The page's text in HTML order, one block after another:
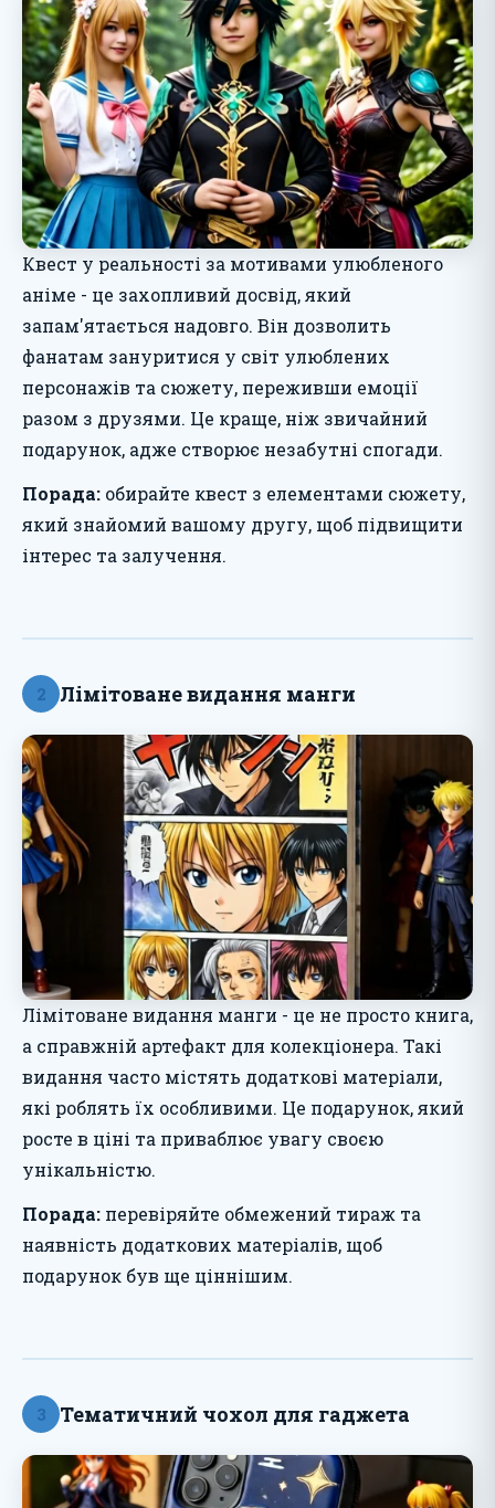
Квест у реальності за мотивами улюбленого
аніме - це захопливий досвід, який
запам'ятається надовго. Він дозволить
фанатам зануритися у світ улюблених
персонажів та сюжету, переживши емоції
разом з друзями. Це краще, ніж звичайний
подарунок, адже створює незабутні спогади.
Порада: обирайте квест з елементами сюжету,
який знайомий вашому другу, щоб підвищити
інтерес та залучення.
2 Лімітоване видання манги
Лімітоване видання манги - це не просто книга,
а справжній артефакт для колекціонера. Такі
видання часто містять додаткові матеріали,
які роблять їх особливими. Це подарунок, який
росте в ціні та приваблює увагу своєю
унікальністю.
Порада: перевіряйте обмежений тираж та
наявність додаткових матеріалів, щоб
подарунок був ще ціннішим.
3 Тематичний чохол для гаджета